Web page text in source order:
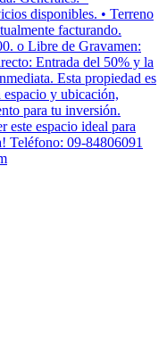
disponibles. • Terreno
facturando.
o Libre de Gravamen:
Entrada del 50% y la
Esta propiedad es
y ubicación,
para tu inversión.
este espacio ideal para
Teléfono: 09-84806091